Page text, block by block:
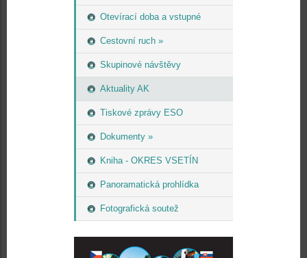
Otevírací doba a vstupné
Cestovní ruch »
Skupinové návštěvy
Aktuality AK
Tiskové zprávy ESO
Dokumenty »
Kniha - OKRES VSETÍN
Panoramatická prohlídka
Fotografická soutež